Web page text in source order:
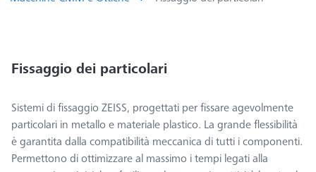
Fissaggio dei particolari
Sistemi di fissaggio ZEISS, progettati per fissare agevolmente
particolari in metallo e materiale plastico. La grande flessibilità
è garantita dalla compatibilità meccanica di tutti i componenti.
Permettono di ottimizzare al massimo i tempi legati alla